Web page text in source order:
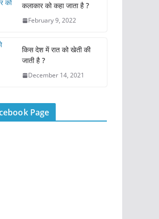
कलाकार को कहा जाता है ?
February 9, 2022
किस देश में रात को खेती की
जाती है ?
December 14, 2021
Page